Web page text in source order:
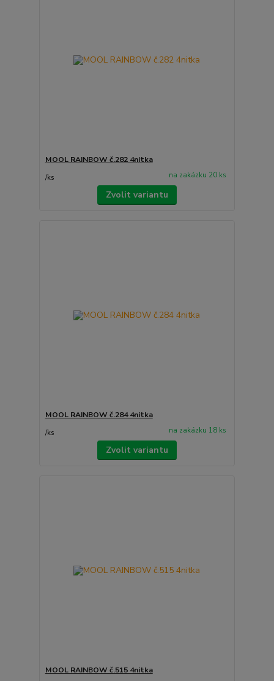
MOOL RAINBOW č.282 4nitka
/ks na zakázku 20 ks
Zvolit variantu
MOOL RAINBOW č.284 4nitka
/ks na zakázku 18 ks
Zvolit variantu
MOOL RAINBOW č.515 4nitka